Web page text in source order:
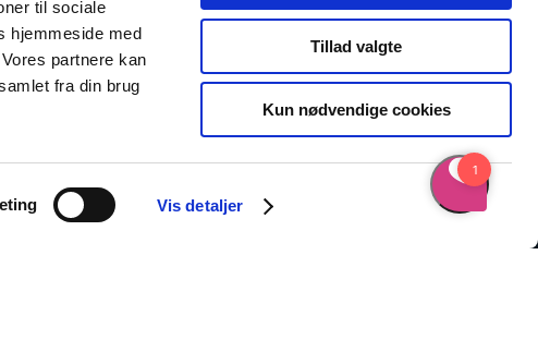
til sociale
hjemmeside med
partnere kan
fra din brug
Vis detaljer
Tillad valgte
Kun nødvendige cookies